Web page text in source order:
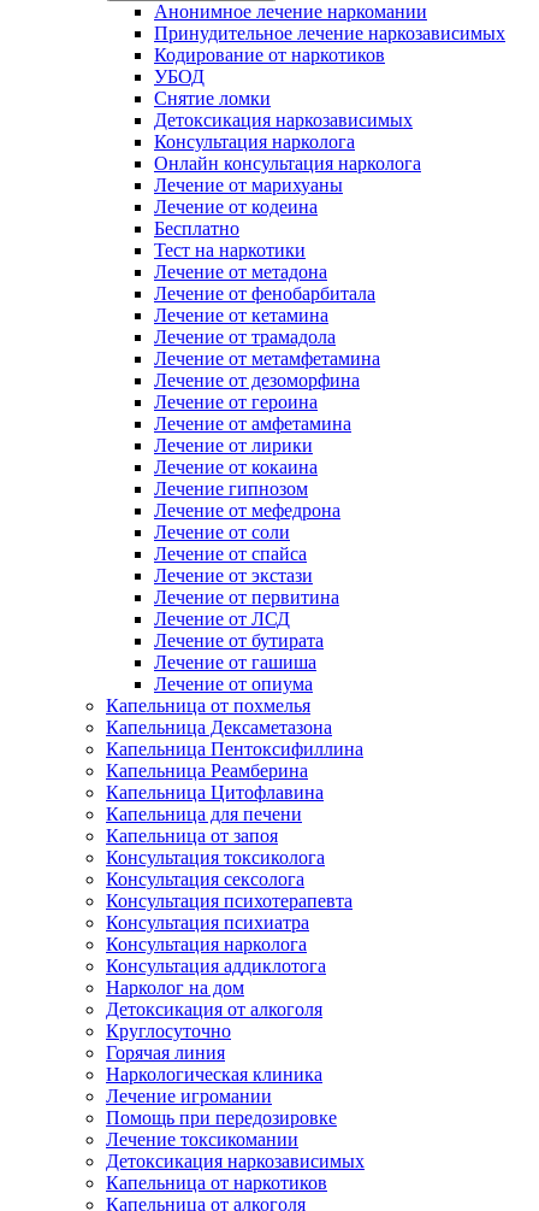
Анонимное лечение наркомании
Принудительное лечение наркозависимых
Кодирование от наркотиков
УБОД
Снятие ломки
Детоксикация наркозависимых
Консультация нарколога
Онлайн консультация нарколога
Лечение от марихуаны
Лечение от кодеина
Бесплатно
Тест на наркотики
Лечение от метадона
Лечение от фенобарбитала
Лечение от кетамина
Лечение от трамадола
Лечение от метамфетамина
Лечение от дезоморфина
Лечение от героина
Лечение от амфетамина
Лечение от лирики
Лечение от кокаина
Лечение гипнозом
Лечение от мефедрона
Лечение от соли
Лечение от спайса
Лечение от экстази
Лечение от первитина
Лечение от ЛСД
Лечение от бутирата
Лечение от гашиша
Лечение от опиума
Капельница от похмелья
Капельница Дексаметазона
Капельница Пентоксифиллина
Капельница Реамберина
Капельница Цитофлавина
Капельница для печени
Капельница от запоя
Консультация токсиколога
Консультация сексолога
Консультация психотерапевта
Консультация психиатра
Консультация нарколога
Консультация аддиклотога
Нарколог на дом
Детоксикация от алкоголя
Круглосуточно
Горячая линия
Наркологическая клиника
Лечение игромании
Помощь при передозировке
Лечение токсикомании
Детоксикация наркозависимых
Капельница от наркотиков
Капельница от алкоголя